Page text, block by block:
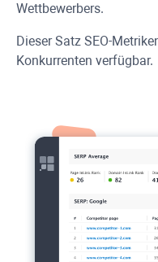
Wettbewerbers.
Dieser Satz SEO-
Konkurrenten verfügbar.